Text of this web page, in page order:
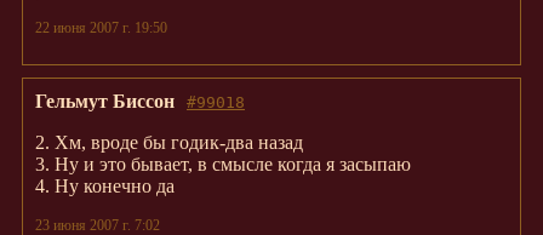
22 июня 2007 г. 19:50
#99018
Гельмут Биссон
2. Хм, вроде бы годик-два назад
3. Ну и это бывает, в смысле когда я засыпаю
4. Ну конечно да
23 июня 2007 г. 7:02